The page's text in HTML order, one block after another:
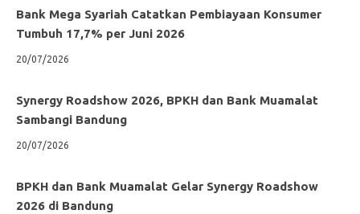
Bank Mega Syariah Catatkan Pembiayaan Konsumer
Tumbuh 17,7% per Juni 2026
20/07/2026
Synergy Roadshow 2026, BPKH dan Bank Muamalat
Sambangi Bandung
20/07/2026
BPKH dan Bank Muamalat Gelar Synergy Roadshow
2026 di Bandung